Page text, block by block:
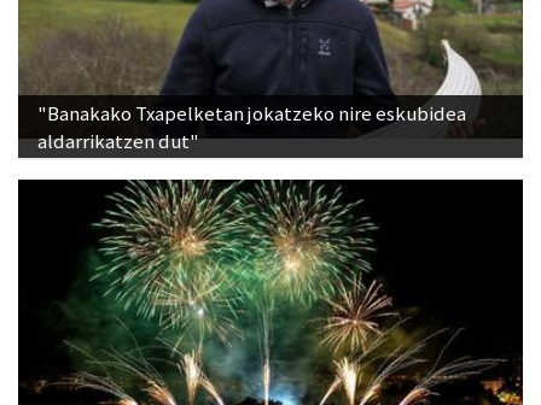
"Banakako Txapelketan jokatzeko nire eskubidea
aldarrikatzen dut"